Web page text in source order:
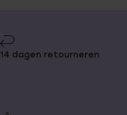
14 dagen retourneren